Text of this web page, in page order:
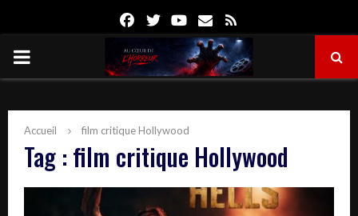
FacebookTwitterYoutube
Email
PRIMARY
Accueil film critique Hollywood
Tag : film critique Hollywood